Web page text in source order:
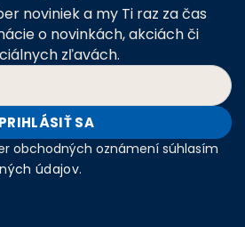
noviniek a my Ti raz za čas
o novinkách, akciách či
zľavách.
PRIHLÁSIŤ SA
obchodných oznámení súhlasím
údajov.